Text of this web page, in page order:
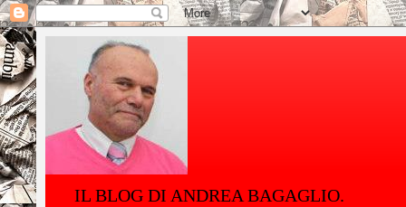
IL BLOG DI ANDREA BAGAGLIO.